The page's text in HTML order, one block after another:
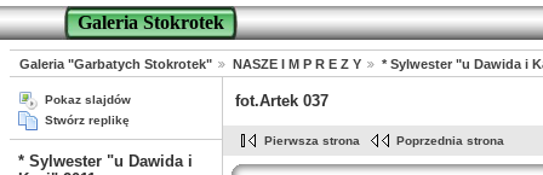
Galeria Stokrotek
Galeria "Garbatych Stokrotek" NASZE I M P R E Z Y * Sylwester "u Dawida i
Pokaz slajdów
Stwórz replikę
* Sylwester "u Dawida i
fot.Artek 037
Pierwsza strona Poprzednia strona